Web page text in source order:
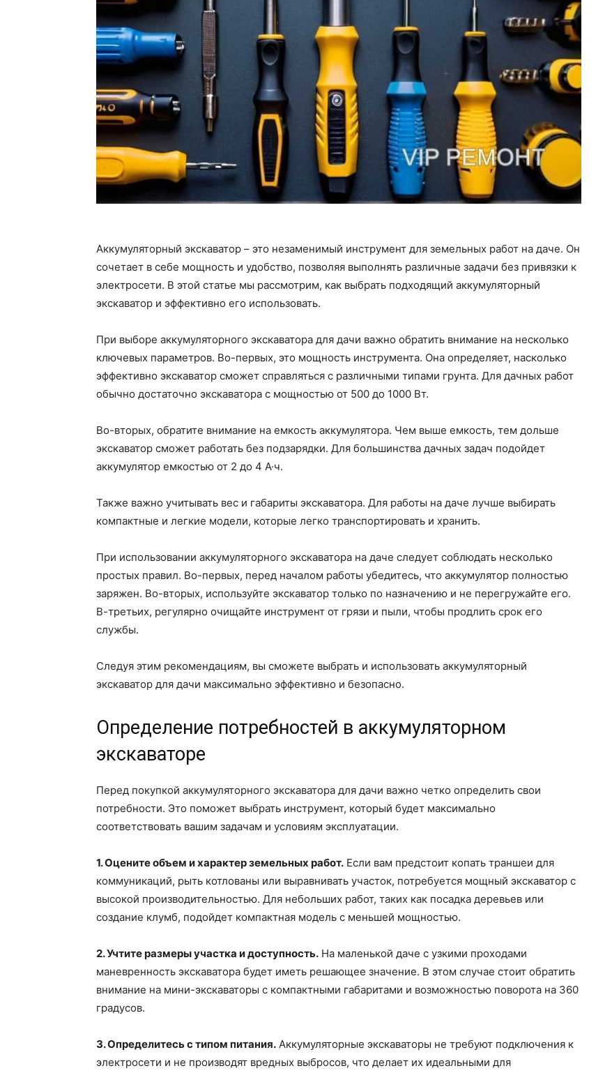
Аккумуляторный экскаватор – это незаменимый инструмент для земельных работ на даче. Он
сочетает в себе мощность и удобство, позволяя выполнять различные задачи без привязки к
электросети. В этой статье мы рассмотрим, как выбрать подходящий аккумуляторный
экскаватор и эффективно его использовать.
При выборе аккумуляторного экскаватора для дачи важно обратить внимание на несколько
ключевых параметров. Во-первых, это мощность инструмента. Она определяет, насколько
эффективно экскаватор сможет справляться с различными типами грунта. Для дачных работ
обычно достаточно экскаватора с мощностью от 500 до 1000 Вт.
Во-вторых, обратите внимание на емкость аккумулятора. Чем выше емкость, тем дольше
экскаватор сможет работать без подзарядки. Для большинства дачных задач подойдет
аккумулятор емкостью от 2 до 4 А·ч.
Также важно учитывать вес и габариты экскаватора. Для работы на даче лучше выбирать
компактные и легкие модели, которые легко транспортировать и хранить.
При использовании аккумуляторного экскаватора на даче следует соблюдать несколько
простых правил. Во-первых, перед началом работы убедитесь, что аккумулятор полностью
заряжен. Во-вторых, используйте экскаватор только по назначению и не перегружайте его.
В-третьих, регулярно очищайте инструмент от грязи и пыли, чтобы продлить срок его
службы.
Следуя этим рекомендациям, вы сможете выбрать и использовать аккумуляторный
экскаватор для дачи максимально эффективно и безопасно.
Определение потребностей в аккумуляторном
экскаваторе
Перед покупкой аккумуляторного экскаватора для дачи важно четко определить свои
потребности. Это поможет выбрать инструмент, который будет максимально
соответствовать вашим задачам и условиям эксплуатации.
1. Оцените объем и характер земельных работ. Если вам предстоит копать траншеи для
коммуникаций, рыть котлованы или выравнивать участок, потребуется мощный экскаватор с
высокой производительностью. Для небольших работ, таких как посадка деревьев или
создание клумб, подойдет компактная модель с меньшей мощностью.
2. Учтите размеры участка и доступность. На маленькой даче с узкими проходами
маневренность экскаватора будет иметь решающее значение. В этом случае стоит обратить
внимание на мини-экскаваторы с компактными габаритами и возможностью поворота на 360
градусов.
3. Определитесь с типом питания. Аккумуляторные экскаваторы не требуют подключения к
электросети и не производят вредных выбросов, что делает их идеальными для